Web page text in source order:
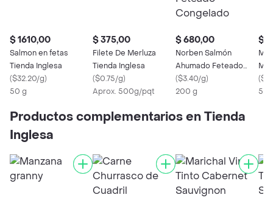
$ 1610,00
Salmon en fetas
Tienda Inglesa
($32.20/g)
50 g
$ 375,00
Filete De Merluza
Tienda Inglesa
($0.75/g)
Aprox. 500g/pqt
$ 680,00
Norben Salmón
Ahumado Feteado
Congelado
($3.40/g)
200 g
$
Mix
(
Productos complementarios en Tienda
Inglesa